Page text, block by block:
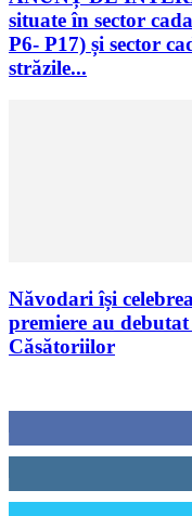
situate în sector
P6- P17) și sector
străzile...
Năvodari își
premiere au
Căsătoriilor